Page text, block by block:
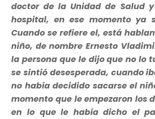
doctor de la Unidad de Salud
hospital, en ese momento ya
Cuando se refiere el, está
niño, de nombre Ernesto
la persona que le dijo que no lo
se sintió desesperada, cuando
no había decidido sacarse el
momento que le empezaron los
en lo que le había dicho el